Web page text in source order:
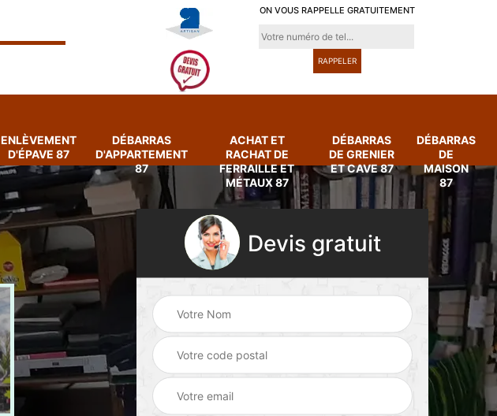
ON VOUS RAPPELLE GRATUITEMENT
ENLÈVEMENT
D'ÉPAVE 87
DÉBARRAS
D'APPARTEMENT
87
ACHAT ET
RACHAT DE
FERRAILLE ET
MÉTAUX 87
DÉBARRAS
DE GRENIER
ET CAVE 87
DÉBARRAS
DE
MAISON
87
Enlèvement
d'épave 87
d'appartement 87
Achat et rachat de
ferraille et métaux
87
Devis gratuit